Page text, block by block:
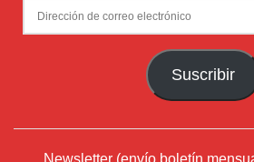
Dirección
de
Suscribir